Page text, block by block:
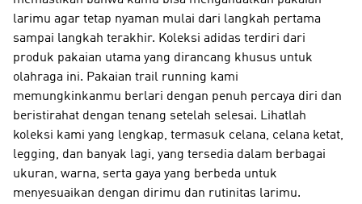
larimu agar tetap nyaman mulai dari langkah pertama
sampai langkah terakhir. Koleksi adidas terdiri dari
produk pakaian utama yang dirancang khusus untuk
olahraga ini. Pakaian trail running kami
memungkinkanmu berlari dengan penuh percaya diri dan
beristirahat dengan tenang setelah selesai. Lihatlah
koleksi kami yang lengkap, termasuk celana, celana ketat,
legging, dan banyak lagi, yang tersedia dalam berbagai
ukuran, warna, serta gaya yang berbeda untuk
menyesuaikan dengan dirimu dan rutinitas larimu.